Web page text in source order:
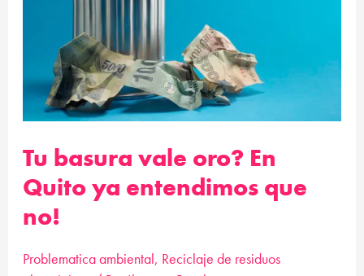
Tu basura vale oro? En
Quito ya entendimos que
no!
Problematica ambiental, Reciclaje de residuos
entendimos